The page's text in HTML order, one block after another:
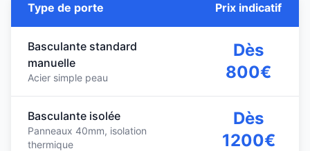
Type de porte Prix indicatif
Basculante standard
manuelle
Acier simple peau
Dès
800€
Basculante isolée
Panneaux 40mm, isolation
thermique
Dès
1200€